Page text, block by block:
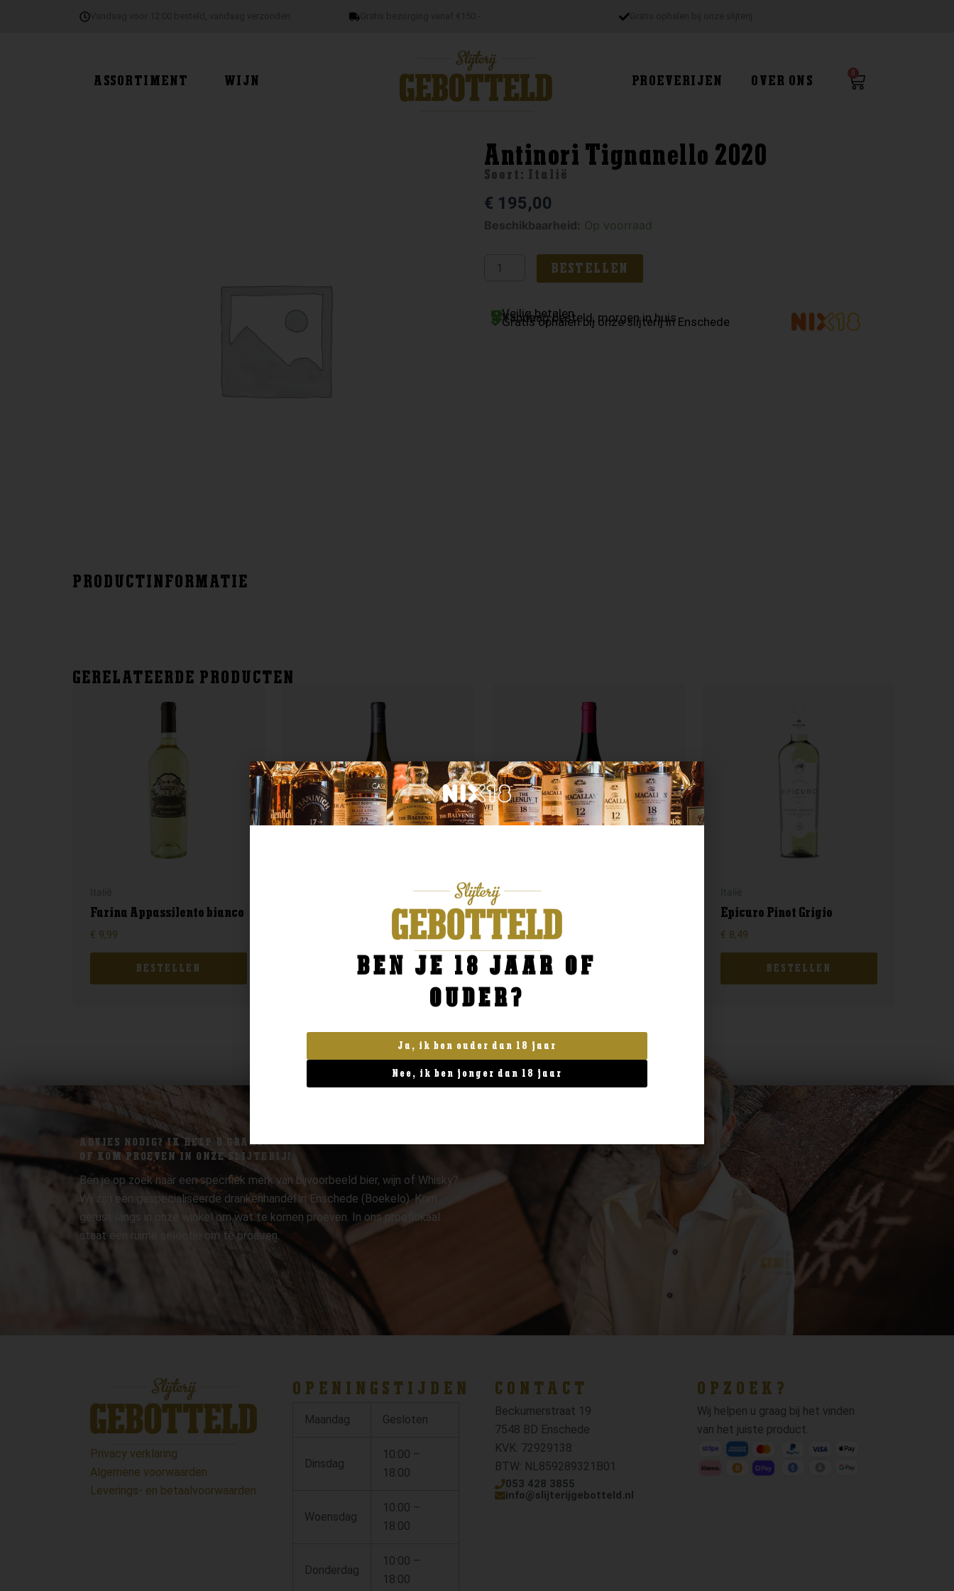
ASSORTIMENT WIJN PROEVERIJEN OVER ONS
0
Winkelwagen
Antinori Tignanello 2020
Soort: Italië
€ 195,00
Beschikbaarheid: Op voorraad
Antinori
2020
BESTELLEN
Veilig betalen
Vandaag besteld, morgen in huis
Gratis ophalen bij onze slijterij in Enschede
PRODUCTINFORMATIE
GERELATEERDE PRODUCTEN
Farina Appassilento bianco
€ 9,99
BESTELLEN
Domaine Langlois Sancerre
Chateau de Thauvenay
BESTELLEN
Dom. Langlois Saumur-
Champginy
17,99
BESTELLEN
Epicuro Pinot Grigio
€ 8,49
BESTELLEN
ADVIES NODIG? IK HELP U GRAAG.
OF KOM PROEVEN IN ONZE SLIJTERIJ!
Ben je op zoek naar een specifiek merk van bijvoorbeeld bier, wijn of Whisky?
Wij zijn een gespecialiseerde drankenhandel in Enschede (Boekelo). Kom
gerust langs in onze winkel om wat te komen proeven. In ons proeflokaal
staat een ruime selectie om te proeven.
Privacy verklaring
Algemene voorwaarden
Leverings- en betaalvoorwaarden
OPENINGSTIJDEN
Maandag Gesloten
Dinsdag
10:00 –
18:00
Woensdag
10:00 –
18:00
Donderdag
10:00 –
18:00
CONTACT
Beckumerstraat 19
7548 BD Enschede
KVK: 72929138
BTW: NL859289321B01
053 428 3855
info@slijterijgebotteld.nl
OPZOEK?
Wij helpen u graag bij het vinden
van het juiste product.
BEN JE 18 JAAR OF
OUDER?
Ja, ik ben ouder dan 18 jaar
Nee, ik ben jonger dan 18 jaar